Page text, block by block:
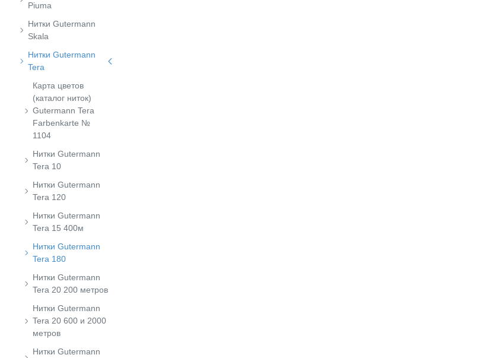
Piuma
Нитки Gutermann
Skala
Нитки Gutermann
Tera
Карта цветов
(каталог ниток)
Gutermann Tera
Farbenkarte №
1104
Нитки Gutermann
Tera 10
Нитки Gutermann
Tera 120
Нитки Gutermann
Tera 15 400м
Нитки Gutermann
Tera 180
Нитки Gutermann
Tera 20 200 метров
Нитки Gutermann
Tera 20 600 и 2000
метров
Нитки Gutermann